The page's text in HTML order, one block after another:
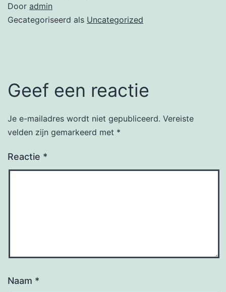
Door admin
Gecategoriseerd als Uncategorized
Geef een reactie
Je e-mailadres wordt niet gepubliceerd. Vereiste
velden zijn gemarkeerd met *
Reactie *
Naam *